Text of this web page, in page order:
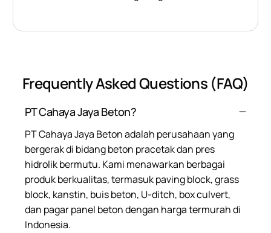
Frequently Asked Questions (FAQ)
PT Cahaya Jaya Beton?
PT Cahaya Jaya Beton adalah perusahaan yang
bergerak di bidang beton pracetak dan pres
hidrolik bermutu. Kami menawarkan berbagai
produk berkualitas, termasuk paving block, grass
block, kanstin, buis beton, U-ditch, box culvert,
dan pagar panel beton dengan harga termurah di
Indonesia.